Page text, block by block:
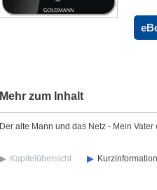
Mehr zum Inhalt
Der alte Mann und das Netz - Mein
Kapitelübersicht Kurzinformation